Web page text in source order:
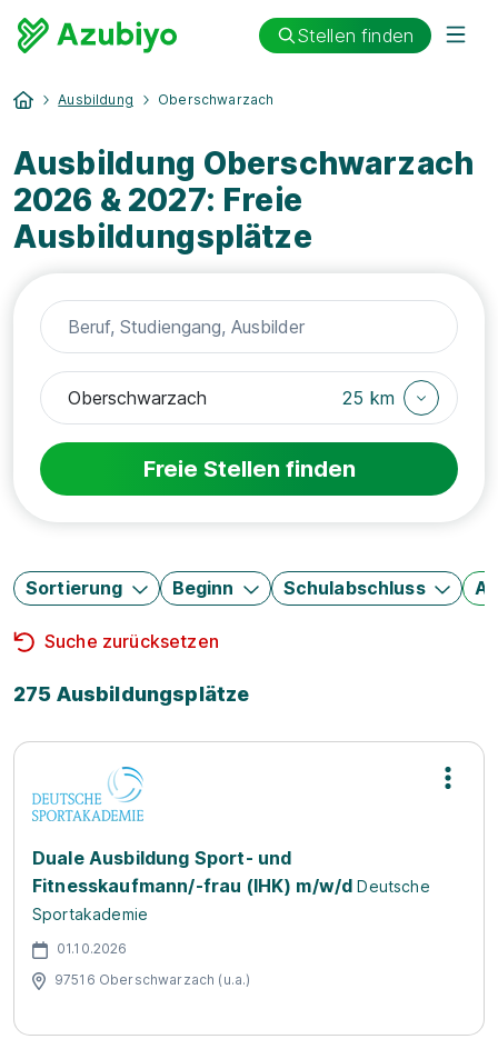
Stellen finden
Ausbildung Oberschwarzach
Ausbildung Oberschwarzach
2026 & 2027: Freie
Ausbildungsplätze
25 km
Freie Stellen finden
Sortierung Beginn Schulabschluss
Suche zurücksetzen
275 Ausbildungsplätze
Duale Ausbildung Sport- und
Fitnesskaufmann/-frau (IHK) m/w/d Deutsche
Sportakademie
01.10.2026
97516 Oberschwarzach (u.a.)